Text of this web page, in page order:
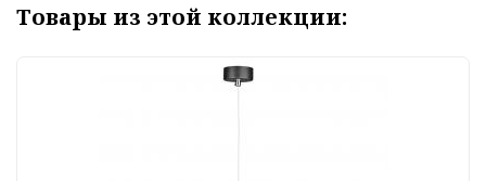
Товары из этой коллекции: